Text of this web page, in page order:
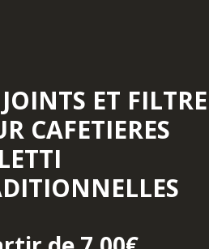
ET FILTRE
CAFETIERES